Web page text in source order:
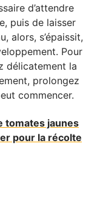
d’attendre
puis de laisser
alors, s’épaissit,
Pour
délicatement la
prolongez
commencer.
tomates jaunes
pour la récolte